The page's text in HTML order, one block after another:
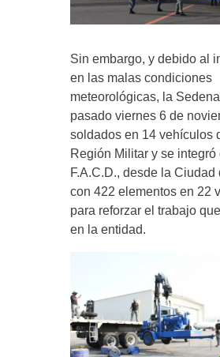
Sin embargo, y debido al
en las malas condiciones
meteorológicas, la
pasado viernes 6 de
soldados en 14 vehículos
Región Militar y se integró
F.A.C.D., desde la Ciudad
con 422 elementos en 22
para reforzar el trabajo
en la entidad.